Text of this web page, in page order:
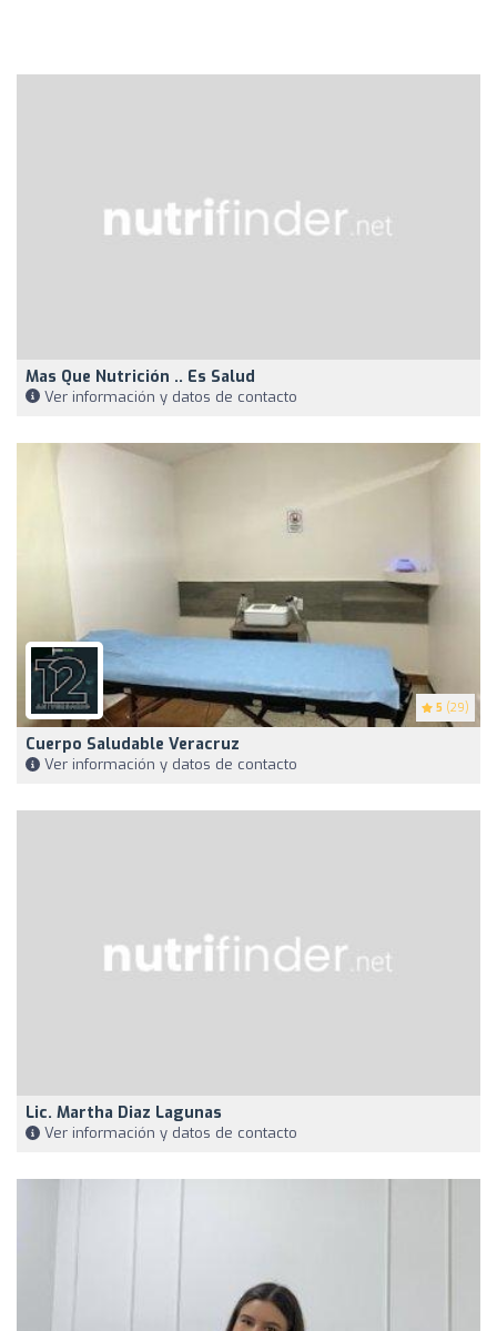
Mas Que Nutrición .. Es Salud
Ver información y datos de contacto
5 (29)
Cuerpo Saludable Veracruz
Ver información y datos de contacto
Lic. Martha Diaz Lagunas
Ver información y datos de contacto